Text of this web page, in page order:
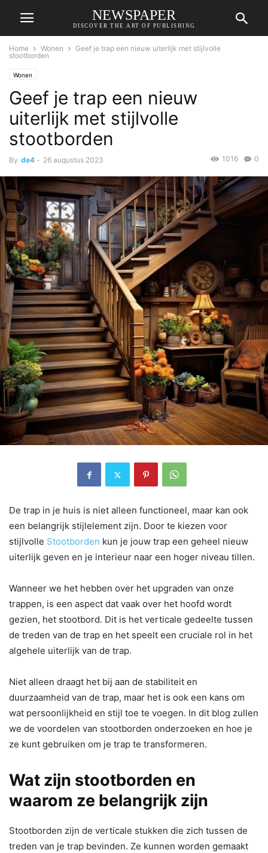
NEWSPAPER
DISCOVER THE ART OF PUBLISHING
Home Wonen
Geef je trap een nieuw uiterlijk met stijlvolle
stootborden
Wonen
Geef je trap een nieuw
uiterlijk met stijlvolle
stootborden
By de4 - 26 augustus 2023 0
1016
De trap in je huis is niet alleen functioneel, maar kan ook
een belangrijk stijlelement zijn. Door te kiezen voor
stijlvolle Stootborden kun je jouw trap een geheel nieuw
uiterlijk geven en je interieur naar een hoger niveau tillen.
Wanneer we het hebben over het upgraden van onze
trappen, is een aspect dat vaak over het hoofd wordt
gezien, het stootbord. Dit is het verticale gedeelte tussen
de treden van de trap en het speelt een cruciale rol in het
algehele uiterlijk van de trap.
Niet alleen draagt het bij aan de stabiliteit en
duurzaamheid van de trap, maar het is ook een kans om
wat persoonlijkheid en stijl toe te voegen. In dit blog zullen
we de voordelen van stootborden onderzoeken en hoe je
ze kunt gebruiken om je trap te transformeren.
Wat zijn stootborden en
waarom ze belangrijk zijn
Stootborden zijn de verticale stukken die zich tussen de
treden van je trap bevinden. Ze kunnen worden gemaakt